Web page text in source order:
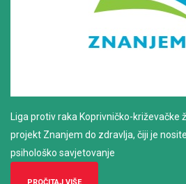
Liga protiv raka Koprivničko-križevačke
projekt Znanjem do zdravlja, čiji je
psihološko savjetovanje